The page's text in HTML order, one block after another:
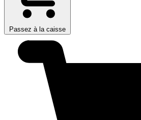
Passez à la caisse